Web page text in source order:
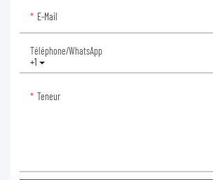
E-Mail
+1
Téléphone/WhatsApp
Teneur